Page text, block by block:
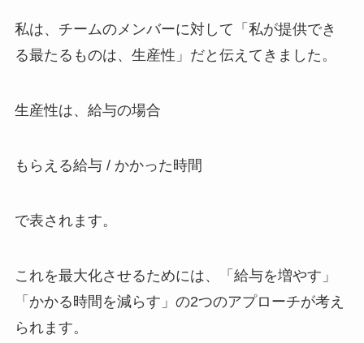
私は、チームのメンバーに対して「私が提供でき
る最たるものは、生産性」だと伝えてきました。
生産性は、給与の場合
もらえる給与 / かかった時間
で表されます。
これを最大化させるためには、「給与を増やす」
「かかる時間を減らす」の2つのアプローチが考え
られます。